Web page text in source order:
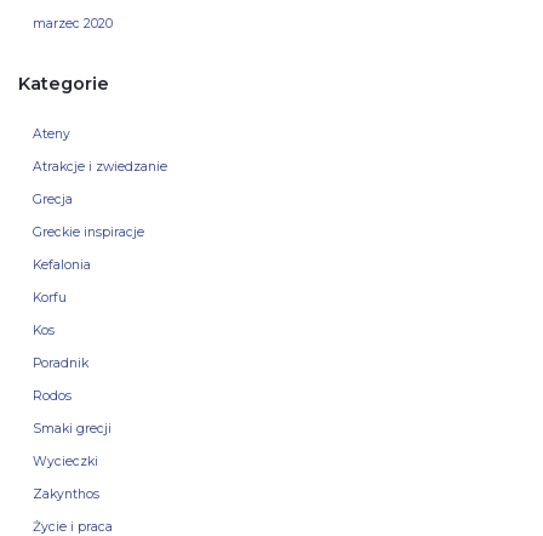
marzec 2020
Kategorie
Ateny
Atrakcje i zwiedzanie
Grecja
Greckie inspiracje
Kefalonia
Korfu
Kos
Poradnik
Rodos
Smaki grecji
Wycieczki
Zakynthos
Życie i praca